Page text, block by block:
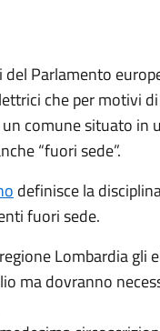
Parlamento
che per motivi
comune situato in
“fuori sede”.
definisce la
fuori sede.
Lombardia gli
ma dovranno